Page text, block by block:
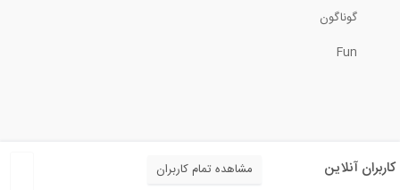
گوناگون
Fun
کاربران آنلاین مشاهده تمام کاربران